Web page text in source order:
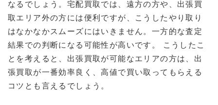
なるでしょう。宅配買取では、遠方の方や、出張買
取エリア外の方には便利ですが、こうしたやり取り
はなかなかスムーズにはいきません。一方的な査定
結果での判断になる可能性が高いです。 こうしたこ
とを考えると、出張買取が可能なエリアの方は、出
張買取が一番効率良く、高値で買い取ってもらえる
コツとも言えるでしょう。